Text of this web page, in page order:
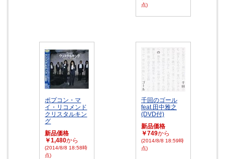
点)
ポプコン・マ
イ・リコメンド
クリスタルキン
グ
新品価格
￥1,480から
(2014/8/8 18:58時
点)
千回のゴール
feat.田中雅之
(DVD付)
新品価格
￥749から
(2014/8/8 18:59時
点)